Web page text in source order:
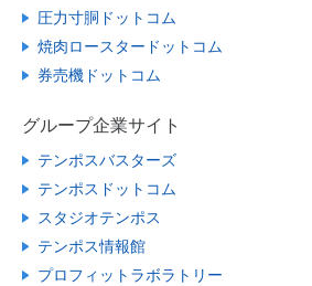
圧力寸胴ドットコム
焼肉ロースタードットコム
券売機ドットコム
グループ企業サイト
テンポスバスターズ
テンポスドットコム
スタジオテンポス
テンポス情報館
プロフィットラボラトリー